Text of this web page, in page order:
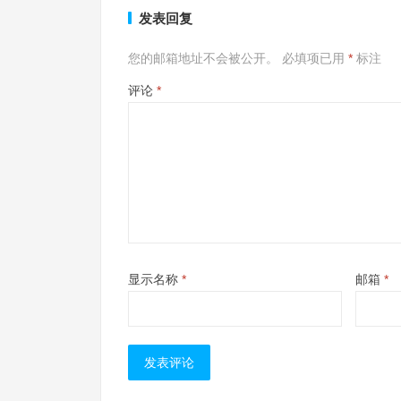
发表回复
您的邮箱地址不会被公开。 必填项已用 * 标注
评论 *
显示名称 * 邮箱 *